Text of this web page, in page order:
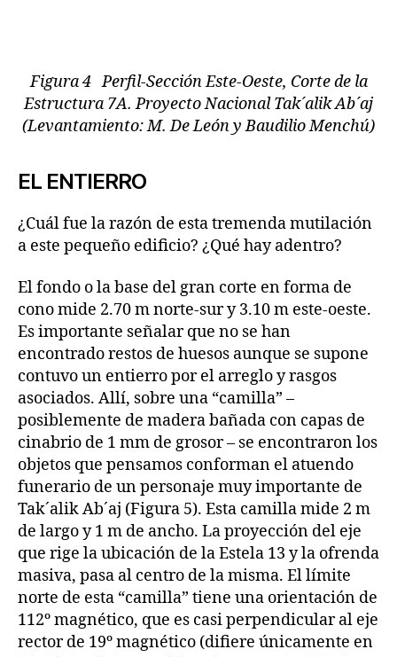
Figura 4 Perfil-Sección Este-Oeste, Corte de la
Estructura 7A. Proyecto Nacional Tak´alik Ab´aj
(Levantamiento: M. De León y Baudilio Menchú)
EL ENTIERRO
¿Cuál fue la razón de esta tremenda mutilación
a este pequeño edificio? ¿Qué hay adentro?
El fondo o la base del gran corte en forma de
cono mide 2.70 m norte-sur y 3.10 m este-oeste.
Es importante señalar que no se han
encontrado restos de huesos aunque se supone
contuvo un entierro por el arreglo y rasgos
asociados. Allí, sobre una “camilla” –
posiblemente de madera bañada con capas de
cinabrio de 1 mm de grosor – se encontraron los
objetos que pensamos conforman el atuendo
funerario de un personaje muy importante de
Tak´alik Ab´aj (Figura 5). Esta camilla mide 2 m
de largo y 1 m de ancho. La proyección del eje
que rige la ubicación de la Estela 13 y la ofrenda
masiva, pasa al centro de la misma. El límite
norte de esta “camilla” tiene una orientación de
112º magnético, que es casi perpendicular al eje
rector de 19º magnético (difiere únicamente en